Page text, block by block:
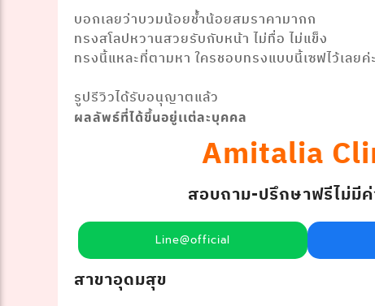
บอกเลยว่าบวมน้อยช้ำน้อยสมราคามากก
ทรงสโลปหวานสวยรับกับหน้า ไม่ทื่อ ไม่แข็ง
ทรงนี้แหละที่ตามหา ใครชอบทรงแบบนี้เซฟไว้เลยค่ะ
รูปรีวิวได้รับอนุญาตแล้ว
ผลลัพธ์ที่ได้ขึ้นอยู่เเต่ละบุคคล
Amitalia
สอบถาม-ปรึกษาฟรีไม่มีค่
Line@official
สาขาอุดมสุข